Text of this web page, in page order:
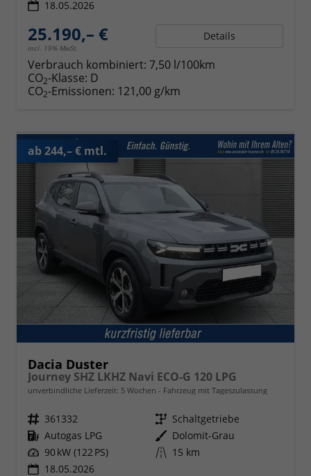
18.05.2026
25.190,– €
incl. 19% MwSt.
Details
Verbrauch kombiniert: 7,50 l/100km
CO2-Klasse: D
CO2-Emissionen: 121,00 g/km
ab 244,– € mtl.
Dacia Duster
Journey SHZ LKHZ Navi ECO-G 120 LPG
unverbindliche Lieferzeit: 5 Wochen Fahrzeug mit Tageszulassung
Fahrzeugnr. 361332 Getriebe Schaltgetriebe
Kraftstoff Autogas LPG Außenfarbe Dolomit-Grau
Leistung 90 kW (122 PS) Kilometerstand 15 km
18.05.2026